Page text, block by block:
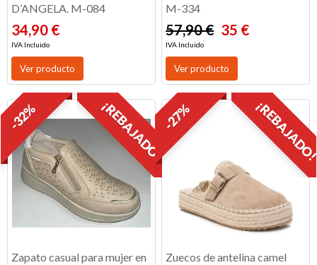
D’ANGELA. M-084
34,90 €
IVA Incluido
Ver producto
M-334
57,90 € 35 €
IVA Incluido
Ver producto
¡REBAJADO!
-32%
Zapato casual para mujer en
-27%
Zuecos de antelina camel